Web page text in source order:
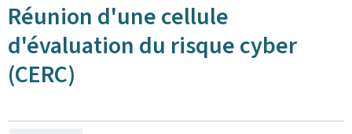
Réunion d'une cellule
d'évaluation du risque cyber
(CERC)